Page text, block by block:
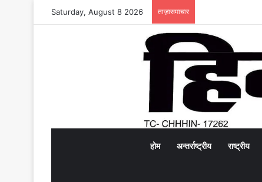
Saturday, August 8 2026 ताज़ासमाचार
होम अन्तर्राष्ट्रीय राष्ट्रीय